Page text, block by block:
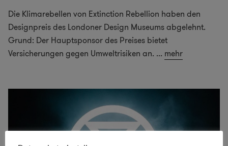
Die Klimarebellen von Extinction Rebellion haben den
Designpreis des Londoner Design Museums abgelehnt.
Grund: Der Hauptsponsor des Preises bietet
Versicherungen gegen Umweltrisiken an. ... mehr